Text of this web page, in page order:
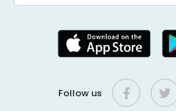
Follow us